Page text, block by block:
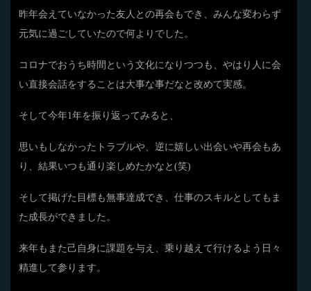
昨年会えていなかった友人との再会もでき、みんな変わらず
元気に過ごしていたので何よりでした。
コロナでおうち時間という文化になりつつも、やはり人に会
い直接会話をすることは大事な事だなと改めて実感。
そして今年1年を振り返ってみると、
思いもしなかったトラブルや、逆に嬉しい出会いや再会もあ
り、結果いつも通り楽しめたかなと(笑)
そして掲げた目標も無事達成でき、仕事のスキルとしてもま
た成長ができました。
来年もまた己自身に課題を与え、乗り越えて行けるよう日々
精進して参ります。